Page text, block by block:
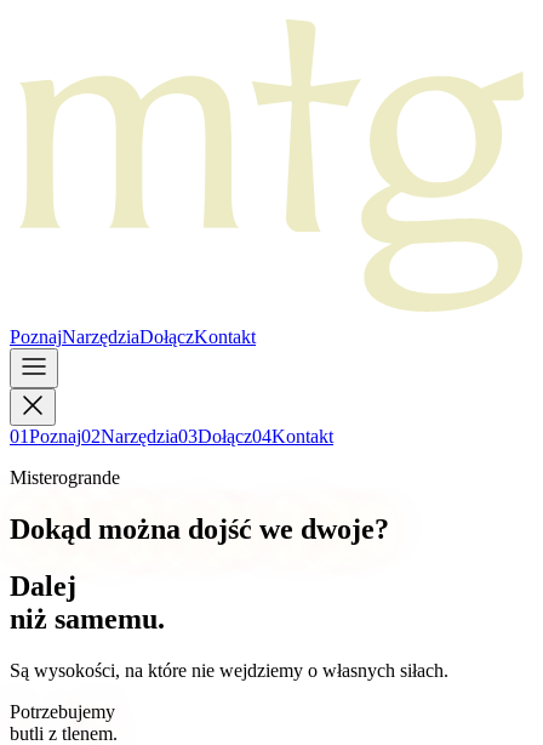
PoznajNarzędziaDołączKontakt
01Poznaj02Narzędzia03Dołącz04Kontakt
Misterogrande
Dokąd można dojść we dwoje?
Dalej
niż samemu.
Są wysokości, na które nie wejdziemy o własnych siłach.
Potrzebujemy
butli z tlenem.